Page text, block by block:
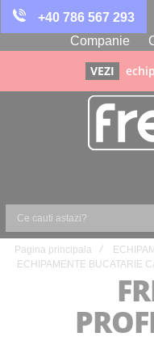
+40 786 567 293
Companie
VEZI
Ce
cauti
astazi?
Pagina principala
ECHIPAMENTE BUCATARIE